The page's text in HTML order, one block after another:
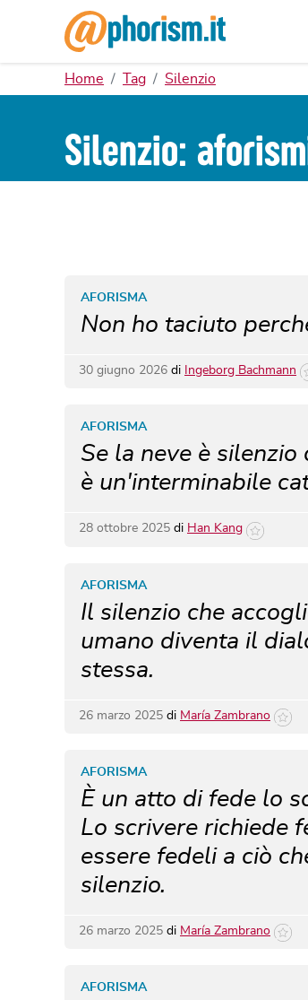
Home Tag Silenzio
Silenzio:
Non ho taciuto
AFORISMA
30 giugno 2026 di Ingeborg Bachmann
Se la neve è
è un'interminabile
AFORISMA
28 ottobre 2025 di Han Kang
Il silenzio che
umano diventa il
stessa.
AFORISMA
26 marzo 2025 di María Zambrano
È un atto di fede lo
Lo scrivere richiede
essere fedeli a ciò
silenzio.
AFORISMA
26 marzo 2025 di María Zambrano
AFORISMA